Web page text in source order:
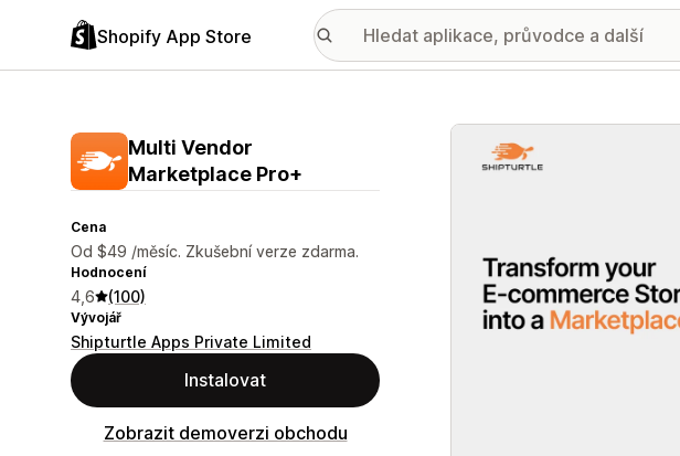
Shopify App Store
Multi Vendor
Marketplace Pro+
Cena
Od $49 /měsíc. Zkušební verze zdarma.
Hodnocení
4,6 (100)
Vývojář
Shipturtle Apps Private Limited
Instalovat
Zobrazit demoverzi obchodu
Galerie propagovaných